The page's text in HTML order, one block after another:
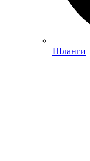
Шланги